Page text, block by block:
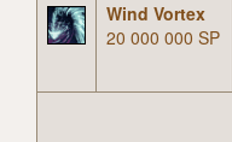
Wind Vortex
20 000 000 SP